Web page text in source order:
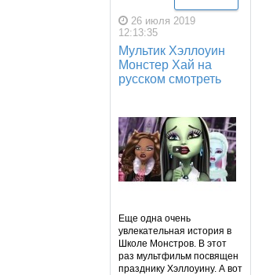
26 июля 2019
12:13:35
Мультик Хэллоуин
Монстер Хай на
русском смотреть
Еще одна очень
увлекательная история в
Школе Монстров. В этот
раз мультфильм посвящен
празднику Хэллоуину. А вот